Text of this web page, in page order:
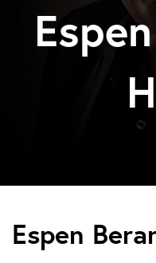
E
Espen